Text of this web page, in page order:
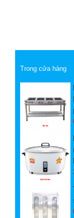
Trong cửa hàng